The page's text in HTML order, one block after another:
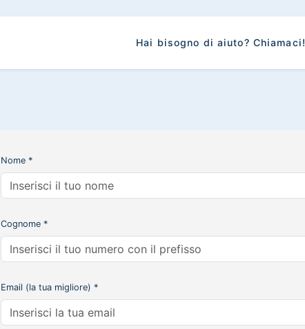
Hai bisogno di aiuto? Chiamaci!
Nome *
Cognome *
Email (la tua migliore) *